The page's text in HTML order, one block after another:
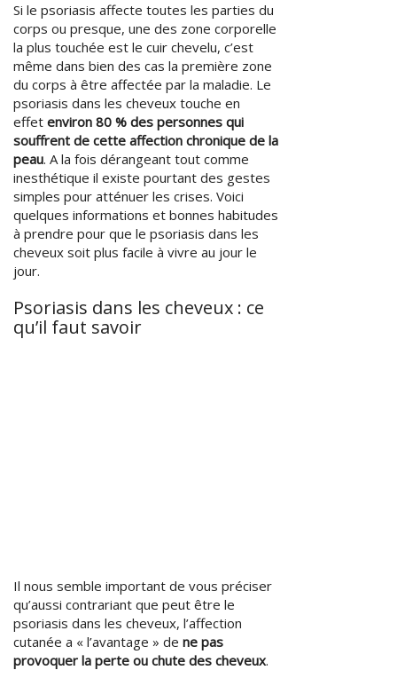
Si le psoriasis affecte toutes les parties du
corps ou presque, une des zone corporelle
la plus touchée est le cuir chevelu, c’est
même dans bien des cas la première zone
du corps à être affectée par la maladie. Le
psoriasis dans les cheveux touche en
effet environ 80 % des personnes qui
souffrent de cette affection chronique de la
peau. A la fois dérangeant tout comme
inesthétique il existe pourtant des gestes
simples pour atténuer les crises. Voici
quelques informations et bonnes habitudes
à prendre pour que le psoriasis dans les
cheveux soit plus facile à vivre au jour le
jour.
Psoriasis dans les cheveux : ce
qu’il faut savoir
Il nous semble important de vous préciser
qu’aussi contrariant que peut être le
psoriasis dans les cheveux, l’affection
cutanée a « l’avantage » de ne pas
provoquer la perte ou chute des cheveux.